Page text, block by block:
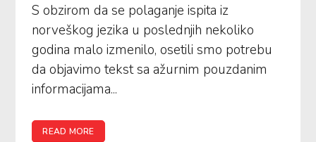
S obzirom da se polaganje ispita iz
norveškog jezika u poslednjih nekoliko
godina malo izmenilo, osetili smo potrebu
da objavimo tekst sa ažurnim pouzdanim
informacijama...
READ MORE